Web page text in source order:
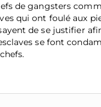
de gangsters
qui ont foulé aux
de se justifier
se font